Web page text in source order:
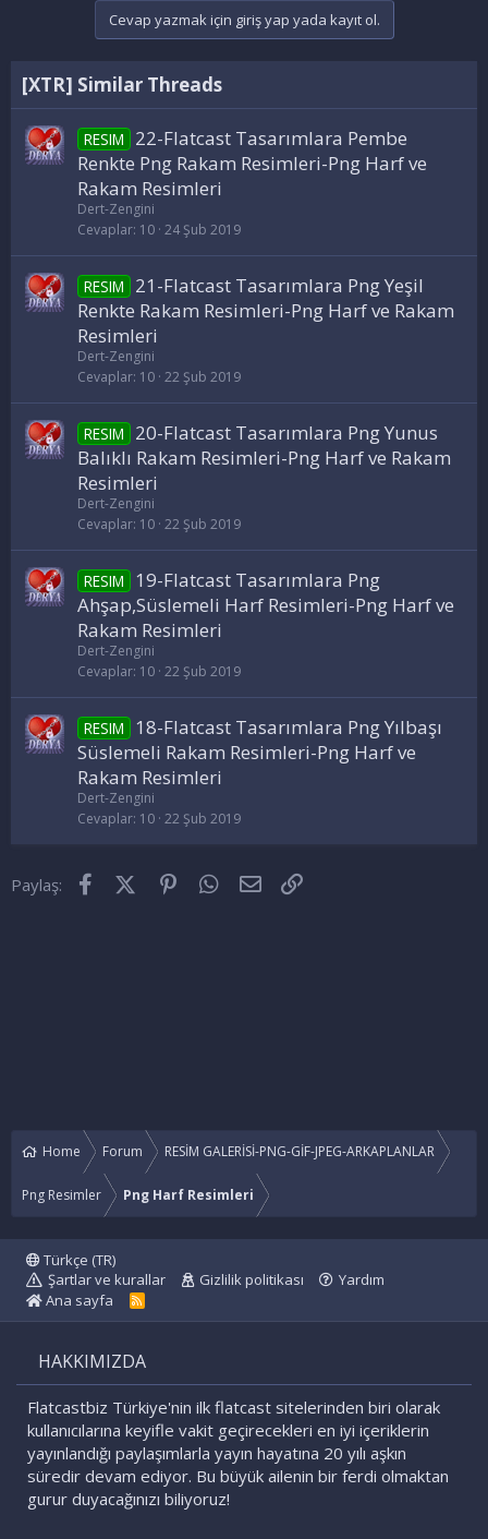
Cevap yazmak için giriş yap yada kayıt ol.
[XTR] Similar Threads
RESIM
22-Flatcast Tasarımlara Pembe
Renkte Png Rakam Resimleri-Png Harf ve
Rakam Resimleri
Dert-Zengini
Cevaplar 10 24 Şub 2019
RESIM
21-Flatcast Tasarımlara Png Yeşil
Renkte Rakam Resimleri-Png Harf ve Rakam
Resimleri
Dert-Zengini
Cevaplar 10 22 Şub 2019
RESIM
20-Flatcast Tasarımlara Png Yunus
Balıklı Rakam Resimleri-Png Harf ve Rakam
Resimleri
Dert-Zengini
Cevaplar 10 22 Şub 2019
RESIM
19-Flatcast Tasarımlara Png
Ahşap,Süslemeli Harf Resimleri-Png Harf ve
Rakam Resimleri
Dert-Zengini
Cevaplar 10 22 Şub 2019
RESIM
18-Flatcast Tasarımlara Png Yılbaşı
Süslemeli Rakam Resimleri-Png Harf ve
Rakam Resimleri
Dert-Zengini
Cevaplar 10 22 Şub 2019
Paylaş: FacebookX (Twitter)PinterestWhatsApp
E-posta
Home Forum RESİM GALERİSİ-PNG-GİF-JPEG-ARKAPLANLAR
Png Resimler Png Harf Resimleri
Türkçe (TR)
Şartlar ve kurallar
Gizlilik politikası
Yardım
Ana sayfa
R
HAKKIMIZDA
Flatcastbiz Türkiye'nin ilk flatcast sitelerinden biri olarak
kullanıcılarına keyifle vakit geçirecekleri en iyi içeriklerin
yayınlandığı paylaşımlarla yayın hayatına 20 yılı aşkın
süredir devam ediyor. Bu büyük ailenin bir ferdi olmaktan
gurur duyacağınızı biliyoruz!